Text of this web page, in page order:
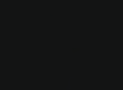
şi cel de ...